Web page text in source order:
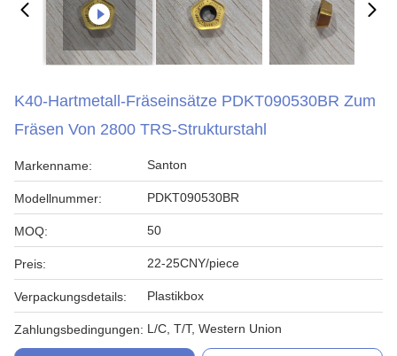
K40-Hartmetall-Fräseinsätze PDKT090530BR Zum
Fräsen Von 2800 TRS-Strukturstahl
Markenname: Santon
Modellnummer: PDKT090530BR
MOQ: 50
Preis: 22-25CNY/piece
Verpackungsdetails: Plastikbox
Zahlungsbedingungen: L/C, T/T, Western Union